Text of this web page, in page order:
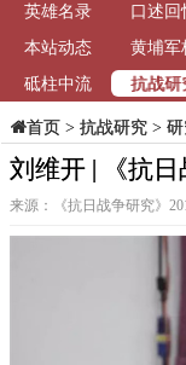
英雄名录
口述回
本站动态
黄埔军
砥柱中流
抗战研
首页> 抗战研究>
刘维开 | 《抗
来源：《抗日战争研究》